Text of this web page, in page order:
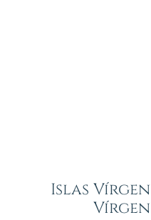
Islas